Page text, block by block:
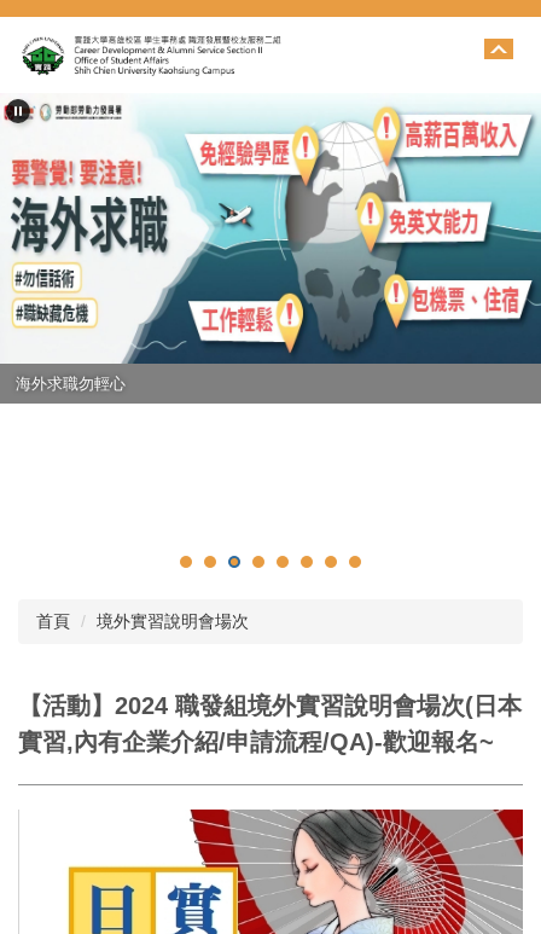
跳
到
主
內
區
海外求職勿輕心
首頁 境外實習說明會場次
【活動】2024 職發組境外實習說明會場次(日本
實習,內有企業介紹/申請流程/QA)-歡迎報名~